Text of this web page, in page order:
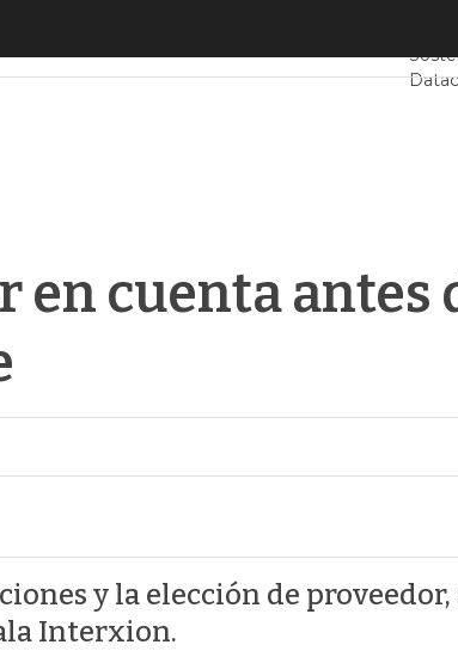
en cuenta antes
y la elección de proveedor,
Interxion.